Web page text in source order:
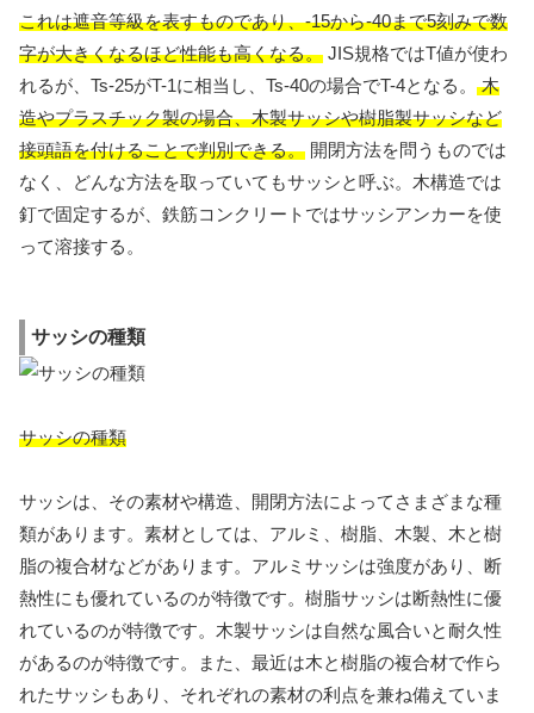
これは遮音等級を表すものであり、-15から-40まで5刻みで数
字が大きくなるほど性能も高くなる。 JIS規格ではT値が使わ
れるが、Ts-25がT-1に相当し、Ts-40の場合でT-4となる。 木
造やプラスチック製の場合、木製サッシや樹脂製サッシなど
接頭語を付けることで判別できる。 開閉方法を問うものでは
なく、どんな方法を取っていてもサッシと呼ぶ。木構造では
釘で固定するが、鉄筋コンクリートではサッシアンカーを使
って溶接する。
サッシの種類
サッシの種類
サッシは、その素材や構造、開閉方法によってさまざまな種
類があります。素材としては、アルミ、樹脂、木製、木と樹
脂の複合材などがあります。アルミサッシは強度があり、断
熱性にも優れているのが特徴です。樹脂サッシは断熱性に優
れているのが特徴です。木製サッシは自然な風合いと耐久性
があるのが特徴です。また、最近は木と樹脂の複合材で作ら
れたサッシもあり、それぞれの素材の利点を兼ね備えていま